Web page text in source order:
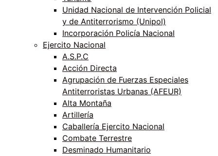
Unidad Nacional de Intervención Policial
y de Antiterrorismo (Unipol)
Incorporación Policía Nacional
Ejercito Nacional
A.S.P.C
Acción Directa
Agrupación de Fuerzas Especiales
Antiterroristas Urbanas (AFEUR)
Alta Montaña
Artillería
Caballería Ejercito Nacional
Combate Terrestre
Desminado Humanitario